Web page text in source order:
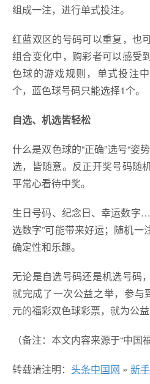
组成一注，进行单式投注。
红蓝双区的号码可以重复，也
组合变化中，购彩者可以感受
色球的游戏规则，单式投注
个，蓝色球号码只能选择1个。
自选、 机选皆轻松
什么是双色球的“正确”选号“姿
选，皆随意。反正开奖号码随
平常心看待中奖。
生日号码、纪念日、幸运数字
选数字”可能带来好运；随机一
确定性和乐趣。
无论是自选号码还是机选号码
就完成了一次公益之举，参与
元的福彩双色球彩票，就为公益
（备注：本文内容来源于“中国福
转载请注明： 头条中国网 » 新